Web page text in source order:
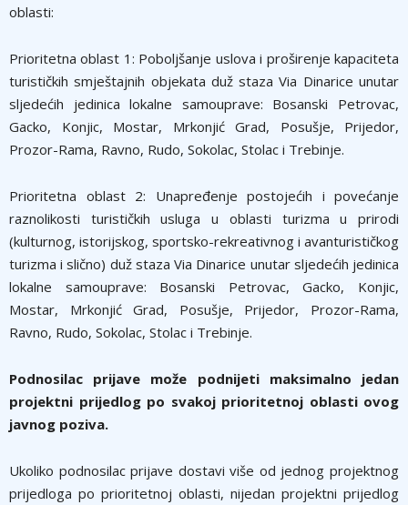
oblasti:
Prioritetna oblast 1: Poboljšanje uslova i proširenje kapaciteta
turističkih smještajnih objekata duž staza Via Dinarice unutar
sljedećih jedinica lokalne samouprave: Bosanski Petrovac,
Gacko, Konjic, Mostar, Mrkonjić Grad, Posušje, Prijedor,
Prozor-Rama, Ravno, Rudo, Sokolac, Stolac i Trebinje.
Prioritetna oblast 2: Unapređenje postojećih i povećanje
raznolikosti turističkih usluga u oblasti turizma u prirodi
(kulturnog, istorijskog, sportsko-rekreativnog i avanturističkog
turizma i slično) duž staza Via Dinarice unutar sljedećih jedinica
lokalne samouprave: Bosanski Petrovac, Gacko, Konjic,
Mostar, Mrkonjić Grad, Posušje, Prijedor, Prozor-Rama,
Ravno, Rudo, Sokolac, Stolac i Trebinje.
Podnosilac prijave može podnijeti maksimalno jedan
projektni prijedlog po svakoj prioritetnoj oblasti ovog
javnog poziva.
Ukoliko podnosilac prijave dostavi više od jednog projektnog
prijedloga po prioritetnoj oblasti, nijedan projektni prijedlog